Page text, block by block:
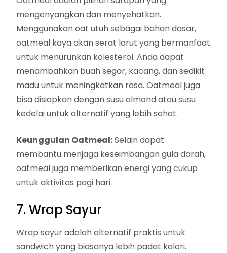
mengenyangkan dan menyehatkan.
Menggunakan oat utuh sebagai bahan dasar,
oatmeal kaya akan serat larut yang bermanfaat
untuk menurunkan kolesterol. Anda dapat
menambahkan buah segar, kacang, dan sedikit
madu untuk meningkatkan rasa. Oatmeal juga
bisa disiapkan dengan susu almond atau susu
kedelai untuk alternatif yang lebih sehat.
Keunggulan Oatmeal:Selain dapat
membantu menjaga keseimbangan gula darah,
oatmeal juga memberikan energi yang cukup
untuk aktivitas pagi hari.
7. Wrap Sayur
Wrap sayur adalah alternatif praktis untuk
sandwich yang biasanya lebih padat kalori.